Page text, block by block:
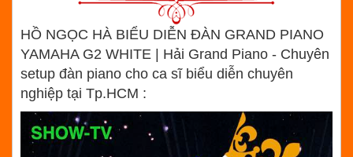
HỒ NGỌC HÀ BIỂU DIỄN ĐÀN GRAND PIANO
YAMAHA G2 WHITE | Hải Grand Piano - Chuyên
setup đàn piano cho ca sĩ biểu diễn chuyên
nghiệp tại Tp.HCM :